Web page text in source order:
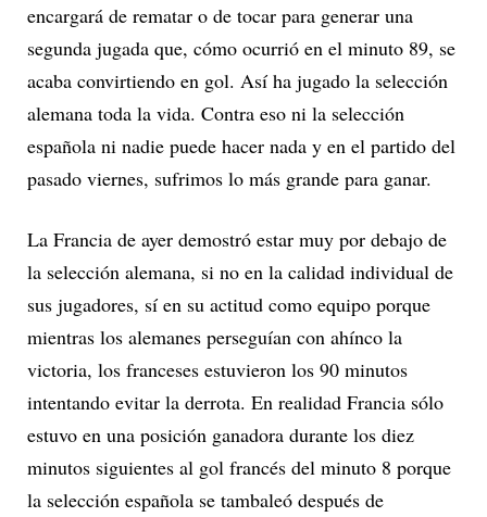
encargará de rematar o de tocar para generar una
segunda jugada que, cómo ocurrió en el minuto 89, se
acaba convirtiendo en gol. Así ha jugado la selección
alemana toda la vida. Contra eso ni la selección
española ni nadie puede hacer nada y en el partido del
pasado viernes, sufrimos lo más grande para ganar.
La Francia de ayer demostró estar muy por debajo de
la selección alemana, si no en la calidad individual de
sus jugadores, sí en su actitud como equipo porque
mientras los alemanes perseguían con ahínco la
victoria, los franceses estuvieron los 90 minutos
intentando evitar la derrota. En realidad Francia sólo
estuvo en una posición ganadora durante los diez
minutos siguientes al gol francés del minuto 8 porque
la selección española se tambaleó después de